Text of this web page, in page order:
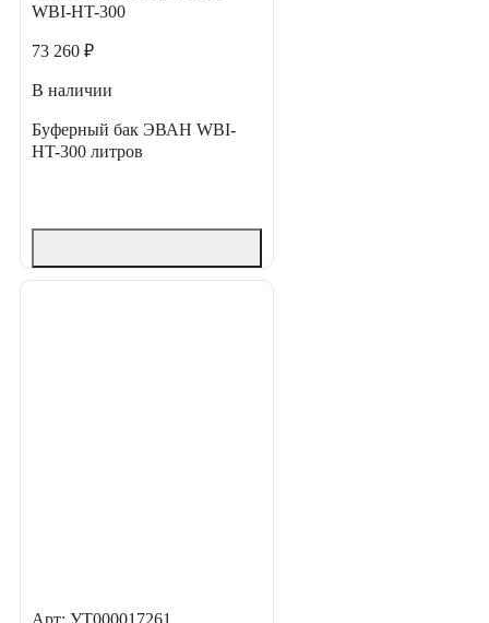
WBI-HT-300
73 260 ₽
В наличии
Буферный бак ЭВАН WBI-
HT-300 литров
Арт: УТ000017261